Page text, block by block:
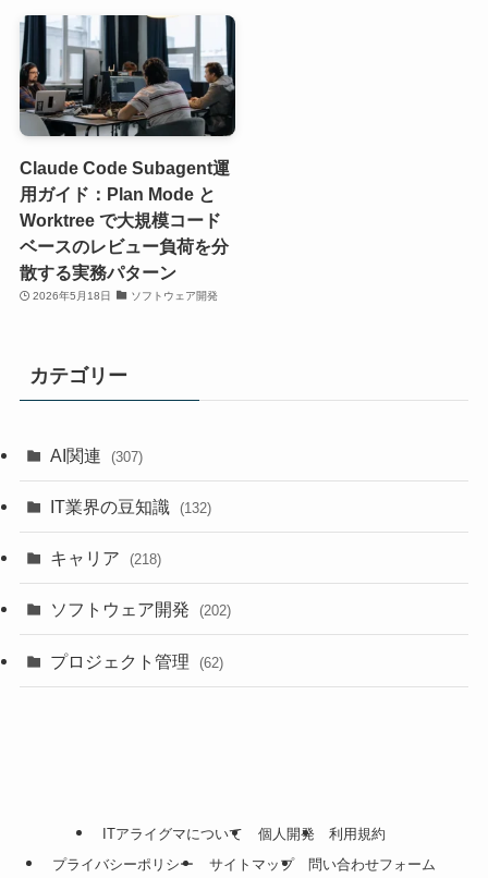
Claude Code Subagent運
用ガイド：Plan Mode と
Worktree で大規模コード
ベースのレビュー負荷を分
散する実務パターン
2026年5月18日 ソフトウェア開発
カテゴリー
AI関連 (307)
IT業界の豆知識 (132)
キャリア (218)
ソフトウェア開発 (202)
プロジェクト管理 (62)
ITアライグマについて 個人開発
利用規約
プライバシーポリシー
サイトマップ 問い合わせフォーム